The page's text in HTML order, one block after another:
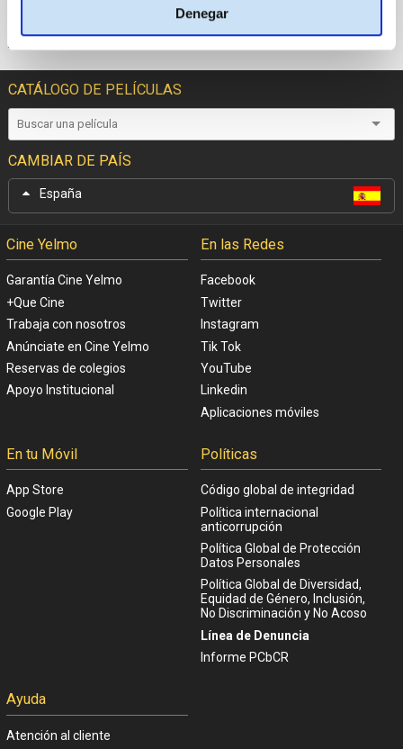
Denegar
CATÁLOGO DE PELÍCULAS
CAMBIAR DE PAÍS
España
Cine Yelmo
Garantía Cine Yelmo
+Que Cine
Trabaja con nosotros
Anúnciate en Cine Yelmo
Reservas de colegios
Apoyo Institucional
En las Redes
Facebook
Twitter
Instagram
Tik Tok
YouTube
Linkedin
Aplicaciones móviles
En tu Móvil
App Store
Google Play
Políticas
Código global de integridad
Política internacional
anticorrupción
Política Global de Protección
Datos Personales
Política Global de Diversidad,
Equidad de Género, Inclusión,
No Discriminación y No Acoso
Línea de Denuncia
Informe PCbCR
Ayuda
Atención al cliente